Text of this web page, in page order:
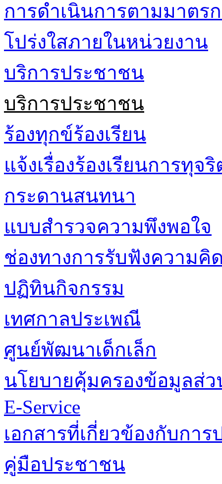
การดำเนินการตามมาตร
โปร่งใสภายในหน่วยงาน
บริการประชาชน
บริการประชาชน
ร้องทุกข์ร้องเรียน
แจ้งเรื่องร้องเรียนการทุ
กระดานสนทนา
แบบสำรวจความพึงพอใจ
ช่องทางการรับฟังความคิ
ปฏิทินกิจกรรม
เทศกาลประเพณี
ศูนย์พัฒนาเด็กเล็ก
นโยบายคุ้มครองข้อมูลส่
E-Service
เอกสารที่เกี่ยวข้องกับกา
คู่มือประชาชน